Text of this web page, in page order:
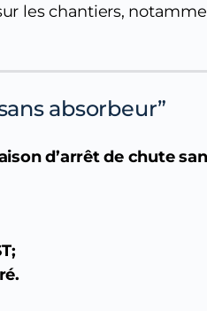
les chantiers,
absorbeur”
d’arrêt de chute